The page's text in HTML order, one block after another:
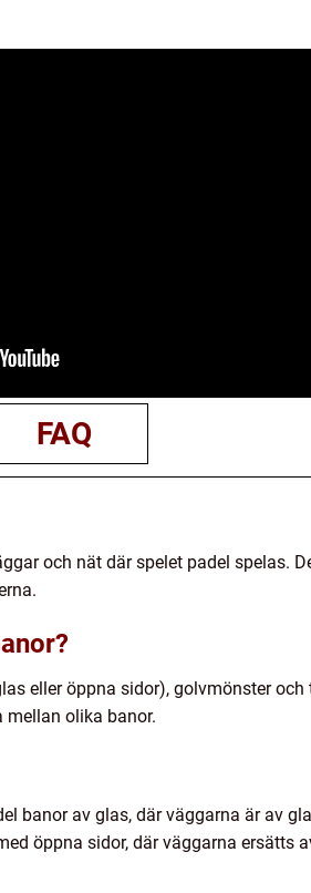
FAQ
och nät där spelet padel spelas.
eller öppna sidor), golvmönster
mellan olika banor.
banor av glas, där väggarna är av
öppna sidor, där väggarna ersätts